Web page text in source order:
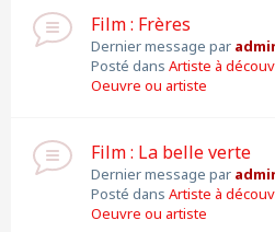
Film : Frères
Dernier message par
Posté dans Artiste à
Oeuvre ou artiste
Film : La belle verte
Dernier message par
Posté dans Artiste à
Oeuvre ou artiste